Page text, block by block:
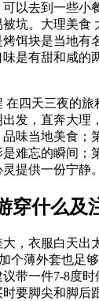
以去到一些小
坑。大理美食
饵块是当地有
是有甜和咸的
在四天三夜的
发，直奔大理
味当地美食；
难忘的瞬间；
提供一份宁静。
穿什么及
大，衣服白天出
个薄外套也足
带一件7-8度
要脚尖和脚后